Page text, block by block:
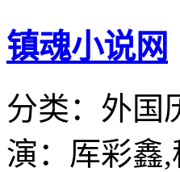
镇魂小说网
分类： 外国
演： 厍彩鑫